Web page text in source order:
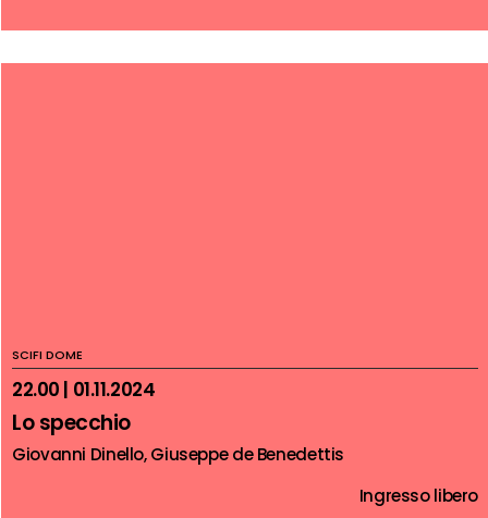
SCIFI DOME
22.00 | 01.11.2024
Lo specchio
Giovanni Dinello, Giuseppe de Benedettis
Ingresso libero